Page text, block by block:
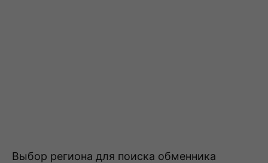
Выбор региона для поиска обменника